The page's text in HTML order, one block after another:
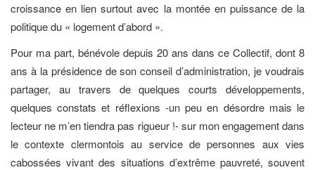
croissance en lien surtout avec la montée en puissance de la
politique du « logement d’abord ».
Pour ma part, bénévole depuis 20 ans dans ce Collectif, dont 8
ans à la présidence de son conseil d’administration, je voudrais
partager, au travers de quelques courts développements,
quelques constats et réflexions -un peu en désordre mais le
lecteur ne m’en tiendra pas rigueur !- sur mon engagement dans
le contexte clermontois au service de personnes aux vies
cabossées vivant des situations d’extrême pauvreté, souvent